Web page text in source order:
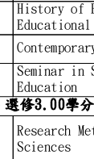
History
修
論